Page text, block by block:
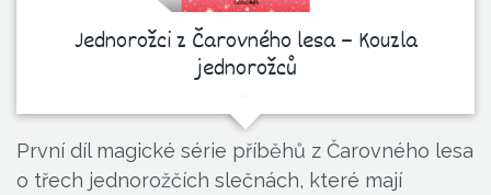
Jednorožci z Čarovného lesa – Kouzla
jednorožců
První díl magické série příběhů z Čarovného lesa
o třech jednorožčích slečnách, které mají